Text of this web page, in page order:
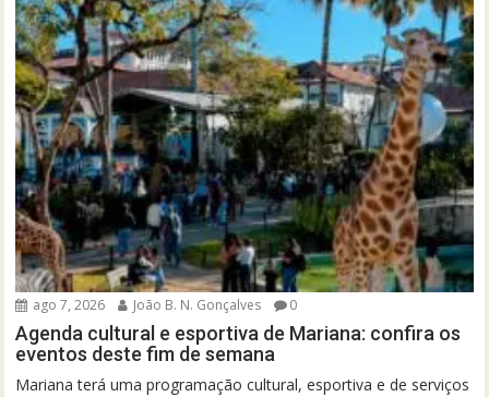
ago 7, 2026 João B. N. Gonçalves 0
Agenda cultural e esportiva de Mariana: confira os
eventos deste fim de semana
Mariana terá uma programação cultural, esportiva e de serviços